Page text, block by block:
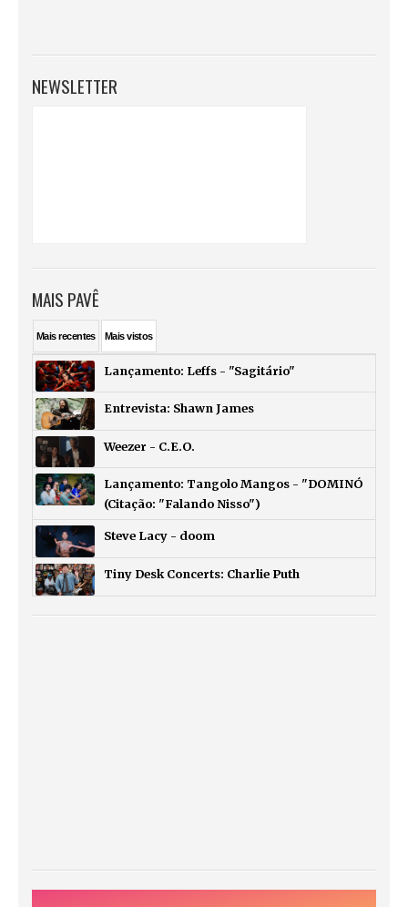
NEWSLETTER
MAIS PAVÊ
Maisrecentes Maisvistos
Lançamento: Leffs - "Sagitário"
Entrevista: Shawn James
Weezer - C.E.O.
Lançamento: Tangolo Mangos - "DOMINÓ
(Citação: "Falando Nisso")
Steve Lacy - doom
Tiny Desk Concerts: Charlie Puth